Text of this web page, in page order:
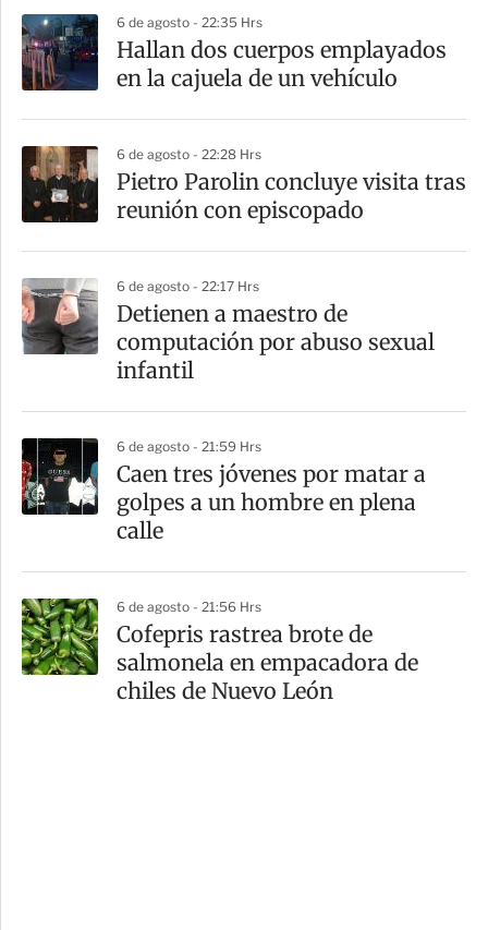
a
t
r
6 de agosto - 22:35 Hrs
Hallan dos cuerpos emplayados
en la cajuela de un vehículo
6 de agosto - 22:28 Hrs
Pietro Parolin concluye visita tras
reunión con episcopado
6 de agosto - 22:17 Hrs
Detienen a maestro de
computación por abuso sexual
infantil
6 de agosto - 21:59 Hrs
Caen tres jóvenes por matar a
golpes a un hombre en plena
calle
6 de agosto - 21:56 Hrs
Cofepris rastrea brote de
salmonela en empacadora de
chiles de Nuevo León